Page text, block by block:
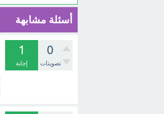
أسئلة مشابهة
0
تصويتات
1
إجابة